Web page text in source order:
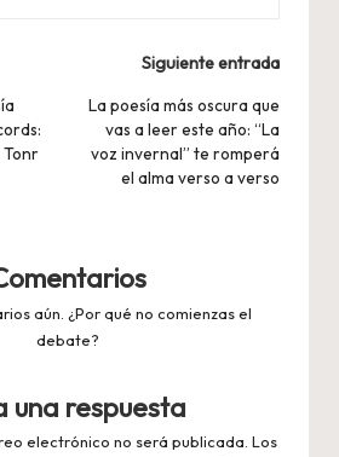
Tonr
Siguiente entrada
La poesía más oscura que
vas a leer este año: “La
voz invernal” te romperá
el alma verso a verso
aún. ¿Por qué no comienzas el
debate?
una respuesta
electrónico no será publicada. Los